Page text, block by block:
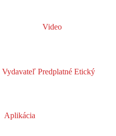
Video
Vydavateľ Predplatné Etický
Aplikácia